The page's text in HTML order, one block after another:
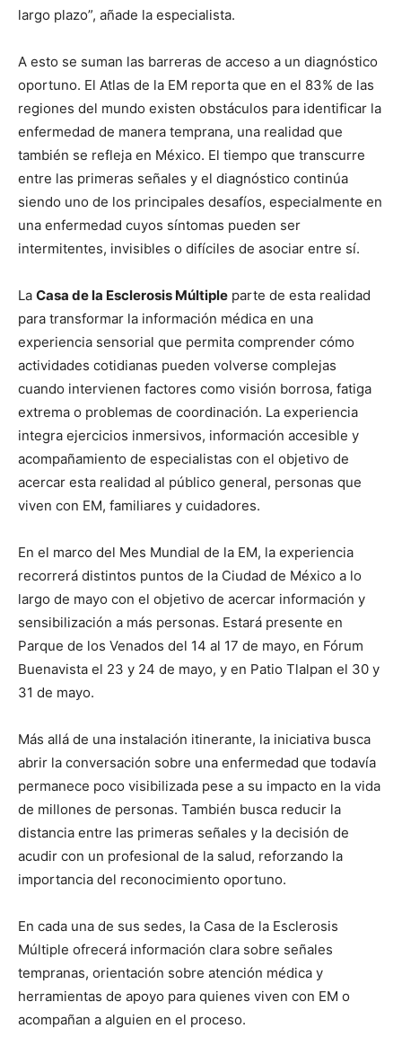
largo plazo”, añade la especialista.
A esto se suman las barreras de acceso a un diagnóstico
oportuno. El Atlas de la EM reporta que en el 83% de las
regiones del mundo existen obstáculos para identificar la
enfermedad de manera temprana, una realidad que
también se refleja en México. El tiempo que transcurre
entre las primeras señales y el diagnóstico continúa
siendo uno de los principales desafíos, especialmente en
una enfermedad cuyos síntomas pueden ser
intermitentes, invisibles o difíciles de asociar entre sí.
La Casa de la Esclerosis Múltiple parte de esta realidad
para transformar la información médica en una
experiencia sensorial que permita comprender cómo
actividades cotidianas pueden volverse complejas
cuando intervienen factores como visión borrosa, fatiga
extrema o problemas de coordinación. La experiencia
integra ejercicios inmersivos, información accesible y
acompañamiento de especialistas con el objetivo de
acercar esta realidad al público general, personas que
viven con EM, familiares y cuidadores.
En el marco del Mes Mundial de la EM, la experiencia
recorrerá distintos puntos de la Ciudad de México a lo
largo de mayo con el objetivo de acercar información y
sensibilización a más personas. Estará presente en
Parque de los Venados del 14 al 17 de mayo, en Fórum
Buenavista el 23 y 24 de mayo, y en Patio Tlalpan el 30 y
31 de mayo.
Más allá de una instalación itinerante, la iniciativa busca
abrir la conversación sobre una enfermedad que todavía
permanece poco visibilizada pese a su impacto en la vida
de millones de personas. También busca reducir la
distancia entre las primeras señales y la decisión de
acudir con un profesional de la salud, reforzando la
importancia del reconocimiento oportuno.
En cada una de sus sedes, la Casa de la Esclerosis
Múltiple ofrecerá información clara sobre señales
tempranas, orientación sobre atención médica y
herramientas de apoyo para quienes viven con EM o
acompañan a alguien en el proceso.